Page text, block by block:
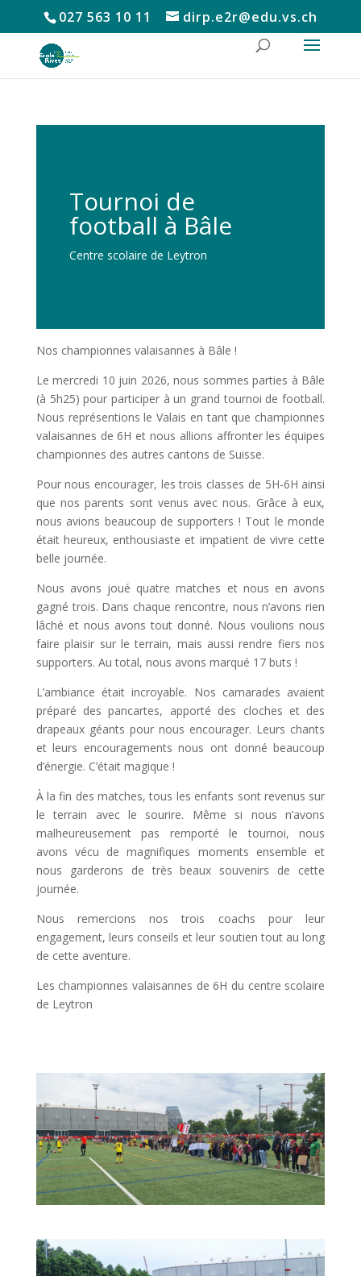
027 563 10 11 dirp.e2r@edu.vs.ch
Tournoi de
football à Bâle
Centre scolaire de Leytron
Nos championnes valaisannes à Bâle !
Le mercredi 10 juin 2026, nous sommes parties à Bâle
(à 5h25) pour participer à un grand tournoi de football.
Nous représentions le Valais en tant que championnes
valaisannes de 6H et nous allions affronter les équipes
championnes des autres cantons de Suisse.
Pour nous encourager, les trois classes de 5H-6H ainsi
que nos parents sont venus avec nous. Grâce à eux,
nous avions beaucoup de supporters ! Tout le monde
était heureux, enthousiaste et impatient de vivre cette
belle journée.
Nous avons joué quatre matches et nous en avons
gagné trois. Dans chaque rencontre, nous n’avons rien
lâché et nous avons tout donné. Nous voulions nous
faire plaisir sur le terrain, mais aussi rendre fiers nos
supporters. Au total, nous avons marqué 17 buts !
L’ambiance était incroyable. Nos camarades avaient
préparé des pancartes, apporté des cloches et des
drapeaux géants pour nous encourager. Leurs chants
et leurs encouragements nous ont donné beaucoup
d’énergie. C’était magique !
À la fin des matches, tous les enfants sont revenus sur
le terrain avec le sourire. Même si nous n’avons
malheureusement pas remporté le tournoi, nous
avons vécu de magnifiques moments ensemble et
nous garderons de très beaux souvenirs de cette
journée.
Nous remercions nos trois coachs pour leur
engagement, leurs conseils et leur soutien tout au long
de cette aventure.
Les championnes valaisannes de 6H du centre scolaire
de Leytron